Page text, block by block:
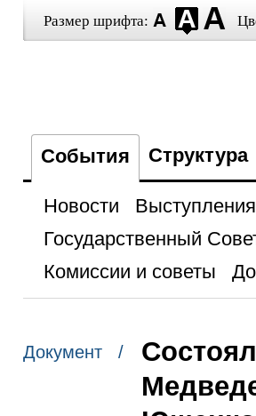
Размер шрифта:
События Структура
Новости
Государственный
Комиссии и советы
Документ /